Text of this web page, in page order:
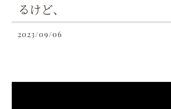
るけど、
2023/09/06